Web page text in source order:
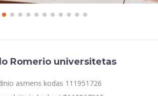
Romerio universitetas
asmens kodas 111951726